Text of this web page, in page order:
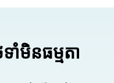
ទាំមិនធម្មតា